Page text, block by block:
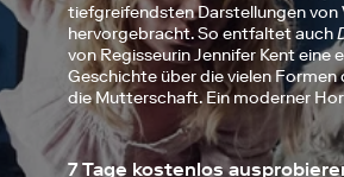
tiefgreifendsten Darstellungen von
hervorgebracht. So entfaltet auch
von Regisseurin Jennifer Kent eine
Geschichte über die vielen Formen
die Mutterschaft. Ein moderner
7 Tage kostenlos